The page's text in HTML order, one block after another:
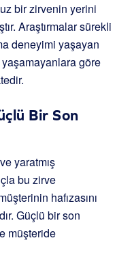
bir zirvenin yerini
Araştırmalar sürekli
deneyimi yaşayan
göre
Bir Son
yaratmış
bu zirve
hafızasını
Güçlü bir son
müşteride